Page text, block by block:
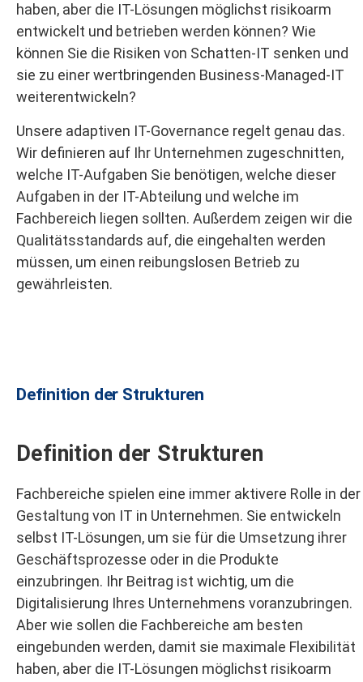
haben, aber die IT-Lösungen möglichst risikoarm
entwickelt und betrieben werden können? Wie
können Sie die Risiken von Schatten-IT senken und
sie zu einer wertbringenden Business-Managed-IT
weiterentwickeln?
Unsere adaptiven IT-Governance regelt genau das.
Wir definieren auf Ihr Unternehmen zugeschnitten,
welche IT-Aufgaben Sie benötigen, welche dieser
Aufgaben in der IT-Abteilung und welche im
Fachbereich liegen sollten. Außerdem zeigen wir die
Qualitätsstandards auf, die eingehalten werden
müssen, um einen reibungslosen Betrieb zu
gewährleisten.
Definition der Strukturen​
Definition der Strukturen​
Fachbereiche spielen eine immer aktivere Rolle in der
Gestaltung von IT in Unternehmen. Sie entwickeln
selbst IT-Lösungen, um sie für die Umsetzung ihrer
Geschäftsprozesse oder in die Produkte
einzubringen. Ihr Beitrag ist wichtig, um die
Digitalisierung Ihres Unternehmens voranzubringen.
Aber wie sollen die Fachbereiche am besten
eingebunden werden, damit sie maximale Flexibilität
haben, aber die IT-Lösungen möglichst risikoarm